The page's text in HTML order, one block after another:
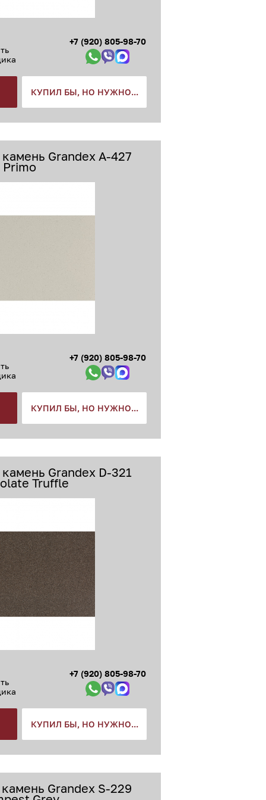
+7 (920) 805-98-70
КУПИЛ БЫ, НО НУЖНО...
Grandex A-427
Primo
+7 (920) 805-98-70
КУПИЛ БЫ, НО НУЖНО...
Grandex D-321
Truffle
+7 (920) 805-98-70
КУПИЛ БЫ, НО НУЖНО...
Grandex S-229